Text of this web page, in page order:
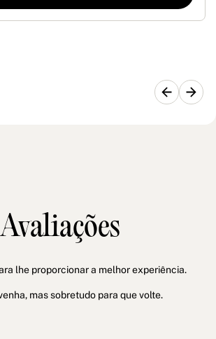
lhe proporcionar a melhor experiência.
mas sobretudo para que volte.